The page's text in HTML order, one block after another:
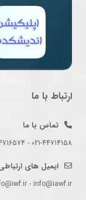
ارتباط با ما
تماس با ما
021-44714158 - 021-44716574 - 021-44714489
ایمیل های
- info@iawf.ir